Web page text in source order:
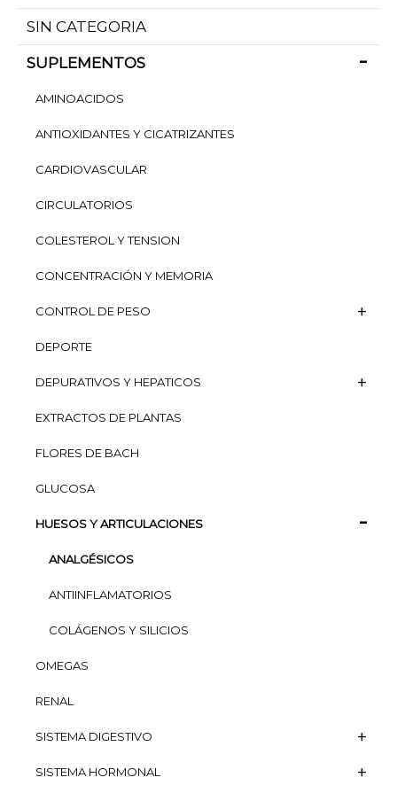
SIN CATEGORIA
SUPLEMENTOS
AMINOACIDOS
ANTIOXIDANTES Y CICATRIZANTES
CARDIOVASCULAR
CIRCULATORIOS
COLESTEROL Y TENSION
CONCENTRACIÓN Y MEMORIA
CONTROL DE PESO
DEPORTE
DEPURATIVOS Y HEPATICOS
EXTRACTOS DE PLANTAS
FLORES DE BACH
GLUCOSA
HUESOS Y ARTICULACIONES
ANALGÉSICOS
ANTIINFLAMATORIOS
COLÁGENOS Y SILICIOS
OMEGAS
RENAL
SISTEMA DIGESTIVO
SISTEMA HORMONAL